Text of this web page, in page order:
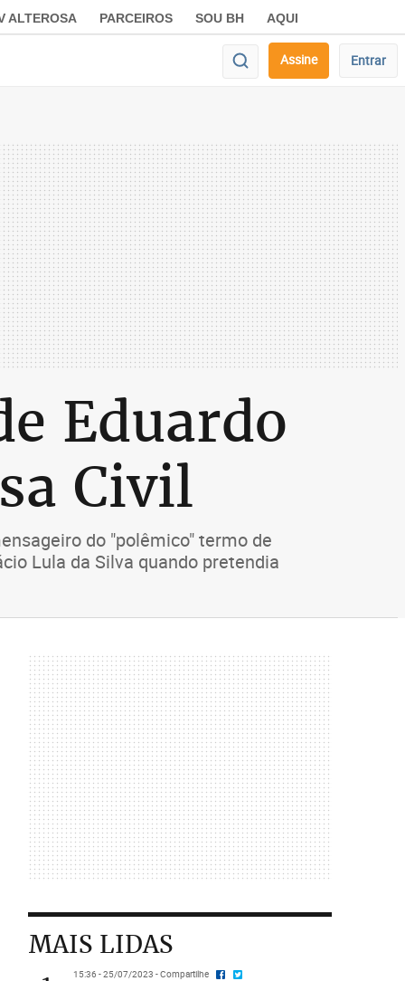
ALTEROSA PARCEIROS SOU BH AQUI
Assine Entrar
Eduardo
Civil
do "polêmico" termo de
Lula da Silva quando pretendia
MAIS LIDAS
15:36 - 25/07/2023 - Compartilhe